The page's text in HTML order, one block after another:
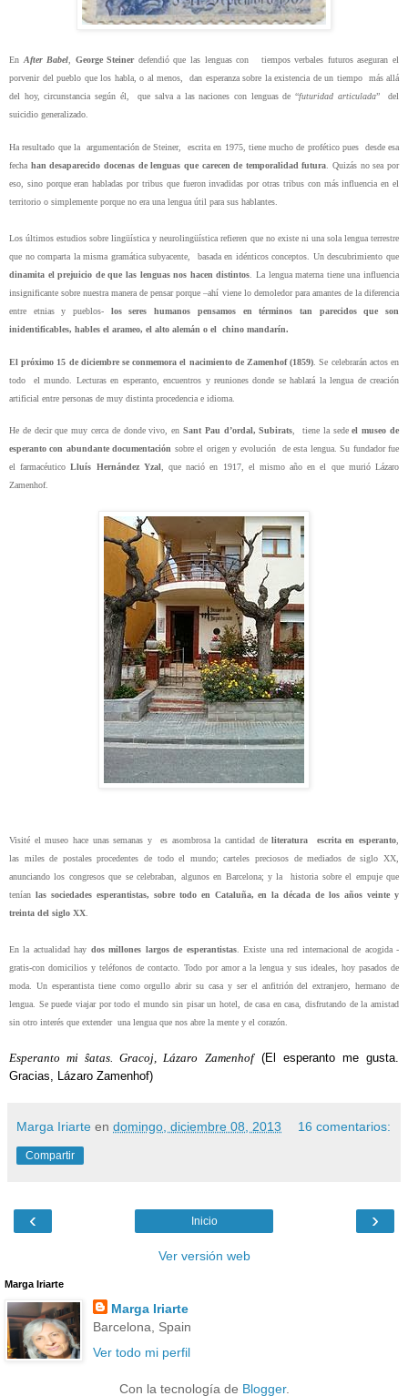
En After Babel George Steinerdefendió que las lenguas con
tiempos verbales futuros aseguran el
porvenir del pueblo que los habla, o al menos,
dan esperanza sobre la existencia de un tiempo
más allá
del hoy, circunstancia según él,
que salva a las naciones con lenguas de “futuridad articulada”
del
suicidio generalizado.
Ha resultado que la argumentación de Steiner, escrita en 1975, tiene mucho de profético pues
desde esa
fecha han desaparecido docenas de lenguas que carecen de temporalidad futura . Quizás no sea por
eso, sino porque eran habladas por tribus que fueron invadidas por otras tribus con más influencia en el
territorio o simplemente porque no era una lengua útil para sus hablantes.
Los últimos estudios sobre lingüística y neurolingüística refieren que no existe ni una sola lengua terrestre
que no comparta la misma gramática subyacente,
basada en idénticos conceptos. Un descubrimiento que
dinamita el prejuicio de que las lenguas nos hacen distintos . La lengua materna tiene una influencia
insignificante sobre nuestra manera de pensar porque –ahí viene lo demoledor para amantes de la diferencia
entre etnias y pueblos- los seres humanos pensamos en términos tan parecidos que son
inidentificables, hables el arameo, el alto alemán o el
chino mandarín.
El próximo 15 de diciembre se conmemora el nacimiento de Zamenhof (1859) . Se celebrarán actos en
todo
el mundo. Lecturas en esperanto, encuentros y reuniones donde se hablará la lengua de creación
artificial entre personas de muy distinta procedencia e idioma.
He de decir que muy cerca de donde vivo, en Sant Pau d’ordal, Subirats, tiene la sedeel museo de
esperanto con abundante documentación sobre el origen y evolución de esta lengua. Su fundador fue
el farmacéuticoLluís Hernández Yzal, que nació en 1917, el mismo año en el que murió Lázaro
Zamenhof.
Visité el museo hace unas semanas y es asombrosa la cantidad deliteratura escrita en esperanto,
las miles de postales procedentes de todo el mundo; carteles preciosos de mediados de siglo XX,
anunciando los congresos que se celebraban, algunos en Barcelona; y la historia sobre el empuje que
tenían las sociedades esperantistas, sobre todo en Cataluña, en la década de los años veinte y
treinta del siglo XX.
En la actualidad hay dos millones largos de esperantistas. Existe una red internacional de acogida -
gratis-con domicilios y teléfonos de contacto. Todo por amor a la lengua y sus ideales, hoy pasados de
moda. Un esperantista tiene como orgullo abrir su casa y ser el anfitrión del extranjero, hermano de
lengua. Sepuede viajar por todo el mundo sin pisar un hotel, de casa en casa, disfrutando de la amistad
sin otro interés que extender una lengua que nos abre la mente y el corazón.
Esperanto mi ŝatas. Gracoj, Lázaro Zamenhof(El esperanto me gusta.
Gracias, Lázaro Zamenhof)
Marga Iriarte en domingo, diciembre 08, 2013 16 comentarios:
Compartir
‹ ›
Inicio
Ver versión web
Marga Iriarte
Marga Iriarte
Barcelona, Spain
Ver todo mi perfil
Con la tecnología de Blogger.